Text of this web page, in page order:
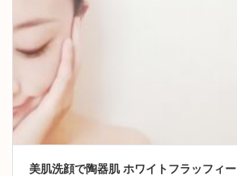
美肌洗顔で陶器肌 ホワイトフラッフィー